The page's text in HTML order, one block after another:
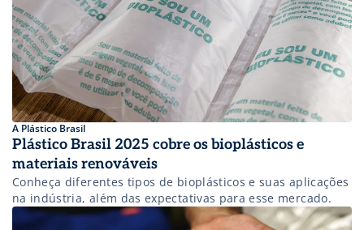
A Plástico Brasil
Plástico Brasil 2025 cobre os bioplásticos e
materiais renováveis
Conheça diferentes tipos de bioplásticos e suas aplicações
na indústria, além das expectativas para esse mercado.